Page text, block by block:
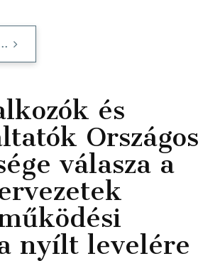
és
Országos
válasza a
nyílt levelére